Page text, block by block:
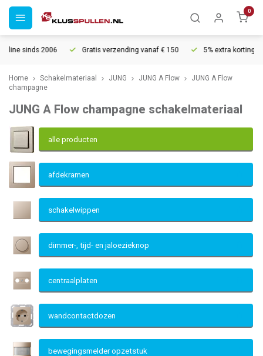
0
Gratis verzending vanaf € 150 5% extra korting vanaf € 1000
Home Schakelmateriaal JUNG JUNG A Flow
JUNG A Flow
champagne
JUNG A Flow champagne schakelmateriaal
alle producten
afdekramen
schakelwippen
dimmer-, tijd- en jaloezieknop
centraalplaten
wandcontactdozen
bewegingsmelder opzetstuk